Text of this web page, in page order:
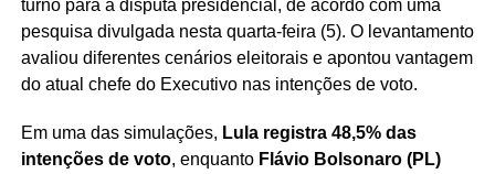
turno para a disputa presidencial, de acordo com uma
pesquisa divulgada nesta quarta-feira (5). O levantamento
avaliou diferentes cenários eleitorais e apontou vantagem
do atual chefe do Executivo nas intenções de voto.
Em uma das simulações, Lula registra 48,5% das
intenções de voto, enquanto Flávio Bolsonaro (PL)